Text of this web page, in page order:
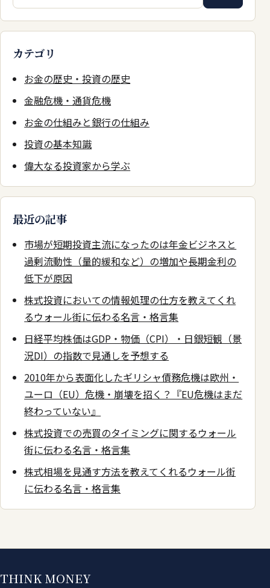
カテゴリ
お金の歴史・投資の歴史
金融危機・通貨危機
お金の仕組みと銀行の仕組み
投資の基本知識
偉大なる投資家から学ぶ
最近の記事
市場が短期投資主流になったのは年金ビジネスと
過剰流動性（量的緩和など）の増加や長期金利の
低下が原因
株式投資においての情報処理の仕方を教えてくれ
るウォール街に伝わる名言・格言集
日経平均株価はGDP・物価（CPI）・日銀短観（景
況DI）の指数で見通しを予想する
2010年から表面化したギリシャ債務危機は欧州・
ユーロ（EU）危機・崩壊を招く？『EU危機はまだ
終わっていない』
株式投資での売買のタイミングに関するウォール
街に伝わる名言・格言集
株式相場を見通す方法を教えてくれるウォール街
に伝わる名言・格言集
THINK MONEY